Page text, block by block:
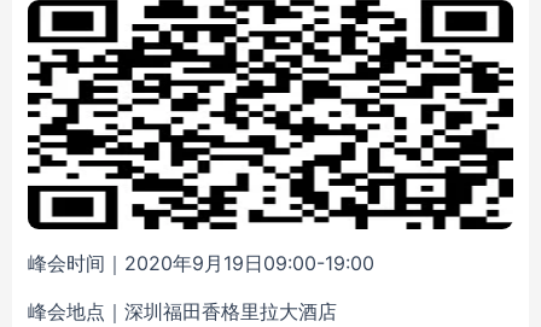
峰会时间 ｜ 2020年9月19日09:00-19:00
峰会地点 ｜ 深圳福田香格里拉大酒店